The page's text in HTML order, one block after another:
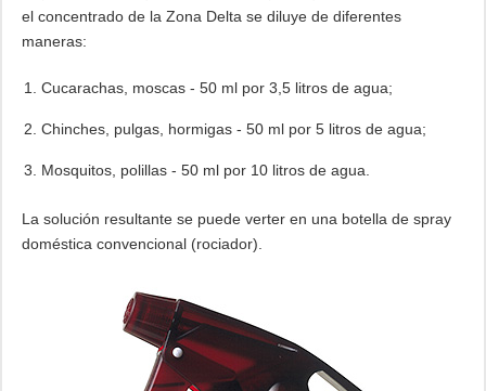
el concentrado de la Zona Delta se diluye de diferentes
maneras:
Cucarachas, moscas - 50 ml por 3,5 litros de agua;
Chinches, pulgas, hormigas - 50 ml por 5 litros de agua;
Mosquitos, polillas - 50 ml por 10 litros de agua.
La solución resultante se puede verter en una botella de spray
doméstica convencional (rociador).